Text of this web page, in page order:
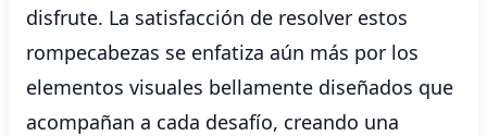
disfrute. La satisfacción de resolver estos
rompecabezas se enfatiza aún más por los
elementos visuales bellamente diseñados que
acompañan a cada desafío, creando una